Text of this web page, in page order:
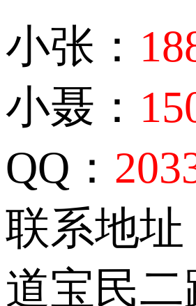
小张：
小聂：
QQ：
联系地
道宝民